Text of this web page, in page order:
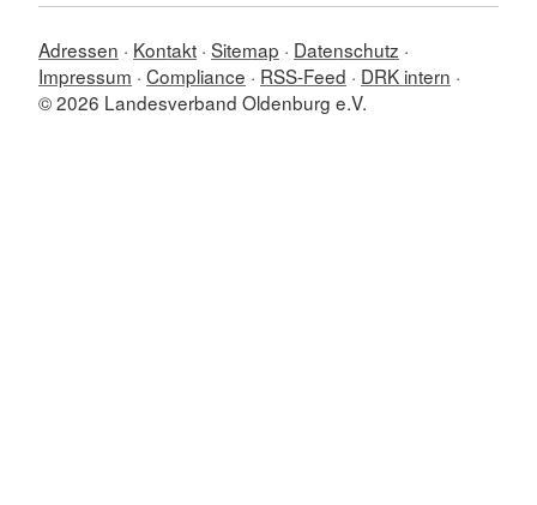
Adressen Kontakt Sitemap
Datenschutz
Impressum Compliance RSS-Feed
DRK intern
© 2026 Landesverband Oldenburg e.V.